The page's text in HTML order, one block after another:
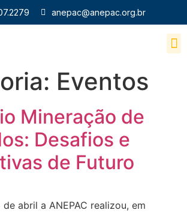
anepac@anepac.org.br
Eventos
Mineração de
Desafios e
de Futuro
abril a ANEPAC realizou, em